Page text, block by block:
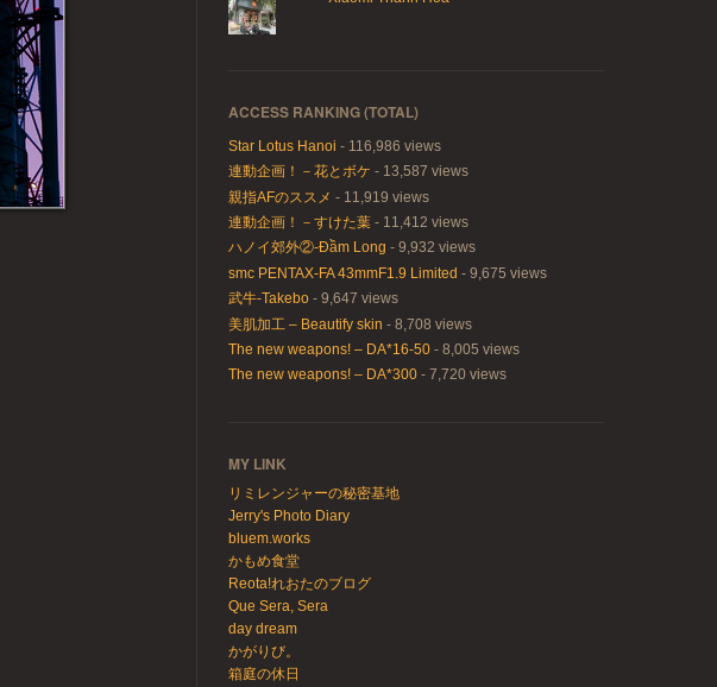
ACCESS RANKING (TOTAL)
Star Lotus Hanoi - 116,986 views
連動企画！－花とボケ - 13,587 views
親指AFのススメ - 11,919 views
連動企画！－すけた葉 - 11,412 views
ハノイ郊外②-Đầm Long - 9,932 views
smc PENTAX-FA 43mmF1.9 Limited - 9,675 views
武牛-Takebo - 9,647 views
美肌加工 – Beautify skin - 8,708 views
The new weapons! – DA*16-50 - 8,005 views
The new weapons! – DA*300 - 7,720 views
MY LINK
リミレンジャーの秘密基地
Jerry's Photo Diary
bluem.works
かもめ食堂
Reota!れおたのブログ
Que Sera, Sera
day dream
かがりび。
箱庭の休日